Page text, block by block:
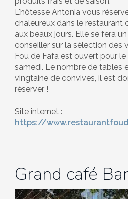
L'hôtesse Antonia vous
chaleureux dans le restaurant
aux beaux jours. Elle se fera
conseiller sur la sélection des
Fou de Fafa est ouvert pour
samedi. Le nombre de tables
vingtaine de convives, il est
réserver !
Site internet :
https://
Grand café